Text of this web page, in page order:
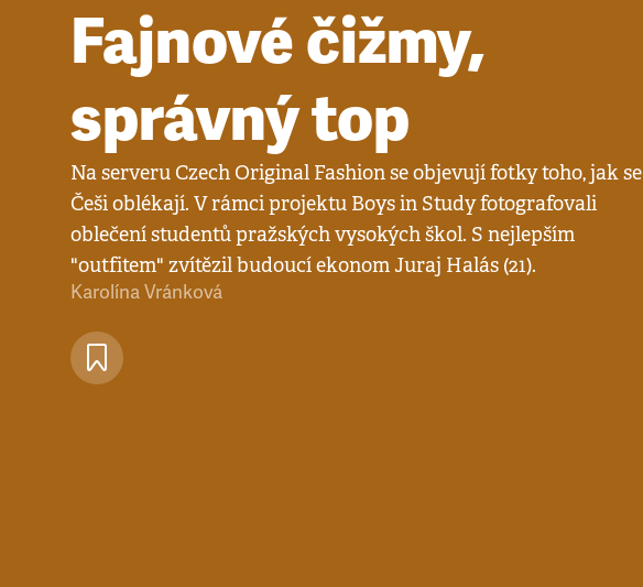
Fajnové čižmy,
správný top
Na serveru Czech Original Fashion se objevují fotky toho, jak se
Češi oblékají. V rámci projektu Boys in Study fotografovali
oblečení studentů pražských vysokých škol. S nejlepším
"outfitem" zvítězil budoucí ekonom Juraj Halás (21).
Karolína Vránková